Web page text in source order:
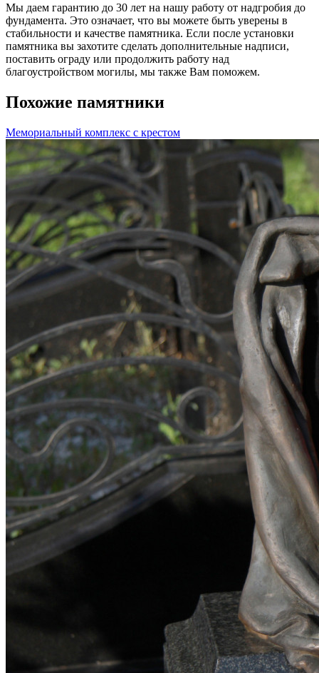
Мы даем гарантию до 30 лет на нашу работу от надгробия до
фундамента. Это означает, что вы можете быть уверены в
стабильности и качестве памятника. Если после установки
памятника вы захотите сделать дополнительные надписи,
поставить ограду или продолжить работу над
благоустройством могилы, мы также Вам поможем.
Похожие памятники
Мемориальный комплекс с крестом